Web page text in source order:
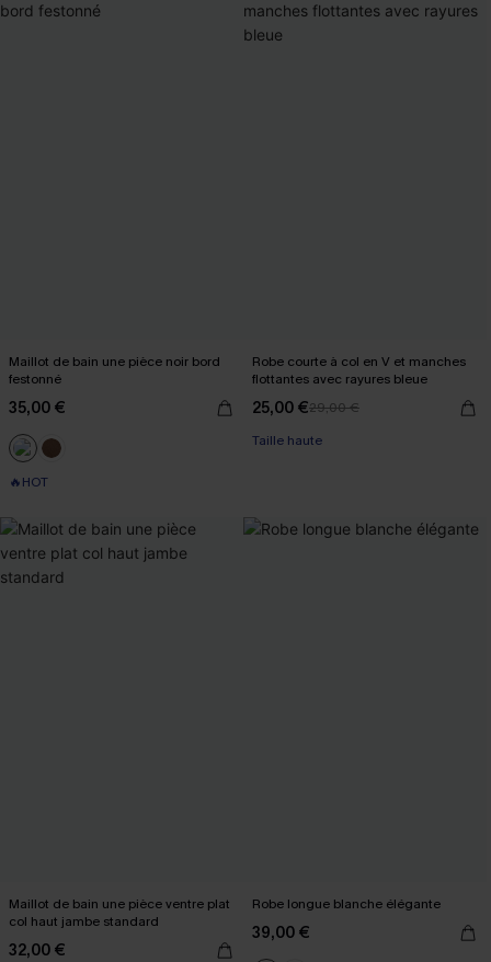
Maillot de bain une pièce noir bord
festonné
35,00 €
🔥HOT
Robe courte à col en V et manches
flottantes avec rayures bleue
25,00 €29,00 €
Taille haute
Maillot de bain une pièce ventre plat
col haut jambe standard
32,00 €
Robe longue blanche élégante
39,00 €